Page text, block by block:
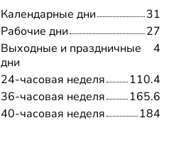
Календарные дни
31
Рабочие дни
27
Выходные и праздничные
дни
4
24-часовая неделя
110.4
36-часовая неделя
165.6
40-часовая неделя
184